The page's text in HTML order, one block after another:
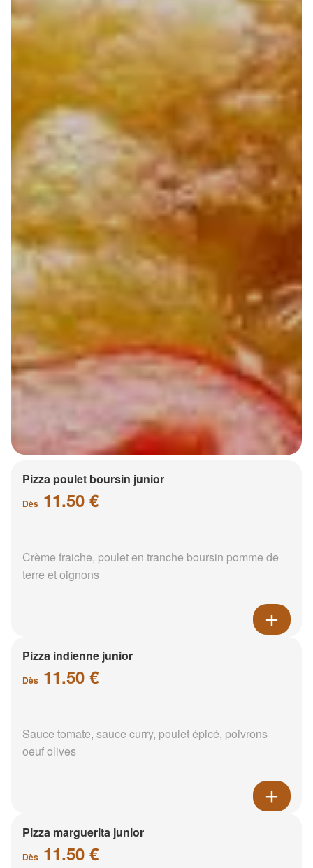
Pizza poulet boursin junior
Dès 11.50 €
Crème fraiche, poulet en tranche boursin pomme de
terre et oignons
Pizza indienne junior
Dès 11.50 €
Sauce tomate, sauce curry, poulet épicé, poivrons
oeuf olives
Pizza marguerita junior
Dès 11.50 €